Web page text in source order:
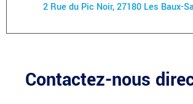
2 Rue du Pic Noir, 27180 Les Baux-
Contactez-nous